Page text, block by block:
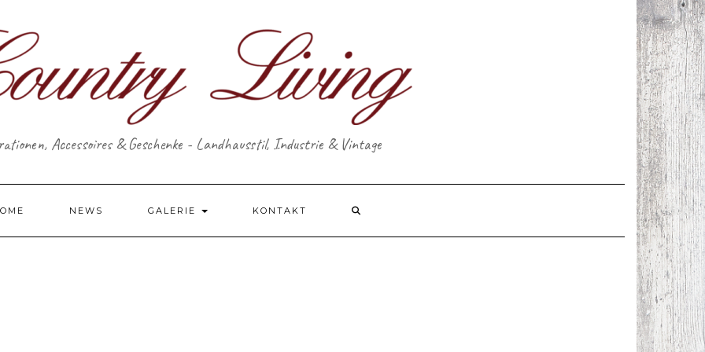
Accessoires & Geschenke - Landhausstil, Industrie & Vintage
NEWS GALERIE KONTAKT